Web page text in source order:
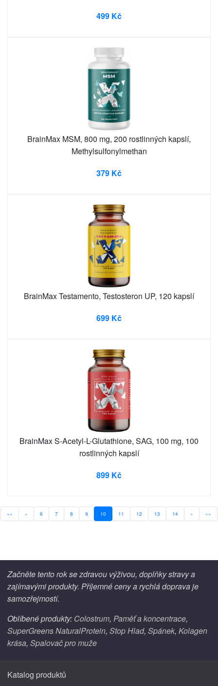
499 Kč
BrainMax MSM, 800 mg, 200 rostlinných kapslí,
Methylsulfonylmethan
379 Kč
BrainMax Testamento, Testosteron UP, 120 kapslí
699 Kč
BrainMax S-Acetyl-L-Glutathione, SAG, 100 mg, 100
rostlinných kapslí
899 Kč
«« « 6 7 8 9 10 11 12 13 14 » »»
Začněte tento rok se zdravou výživou, doplňky stravy a
zajímavými produkty. Příjemné ceny a rychlá doprava je
samozřejmostí.
Oblíbené produkty: Colostrum, Paměť a koncentrace,
SuperGreens NaturalProtein, Stop Hlad, Spánek, Kolagen
krása, Spalovač pro muže
Katalog produktů